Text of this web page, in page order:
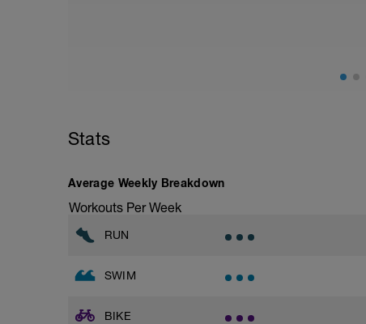
Stats
Average Weekly Breakdown
Workouts Per Week
RUN
SWIM
BIKE